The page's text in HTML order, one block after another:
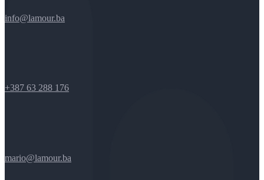
info@lamour.ba
+387 63 288 176
mario@lamour.ba